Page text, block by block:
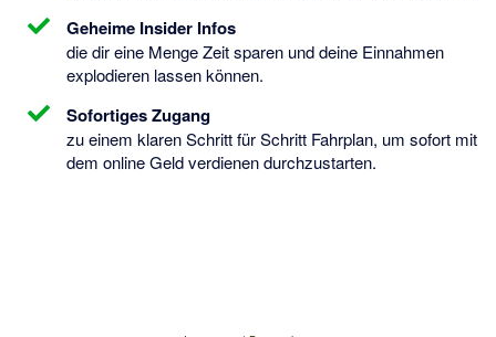
Geheime Insider Infos
die dir eine Menge Zeit sparen und deine Einnahmen
explodieren lassen können.
Sofortiges Zugang
zu einem klaren Schritt für Schritt Fahrplan, um sofort mit
dem online Geld verdienen durchzustarten.